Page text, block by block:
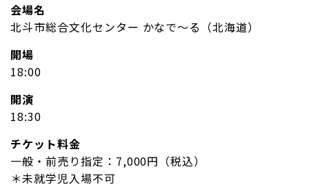
会場名
北斗市総合文化センター かなで～る（北海道）
開場
18:00
開演
18:30
チケット料金
一般・前売り指定：7,000円（税込）
＊未就学児入場不可